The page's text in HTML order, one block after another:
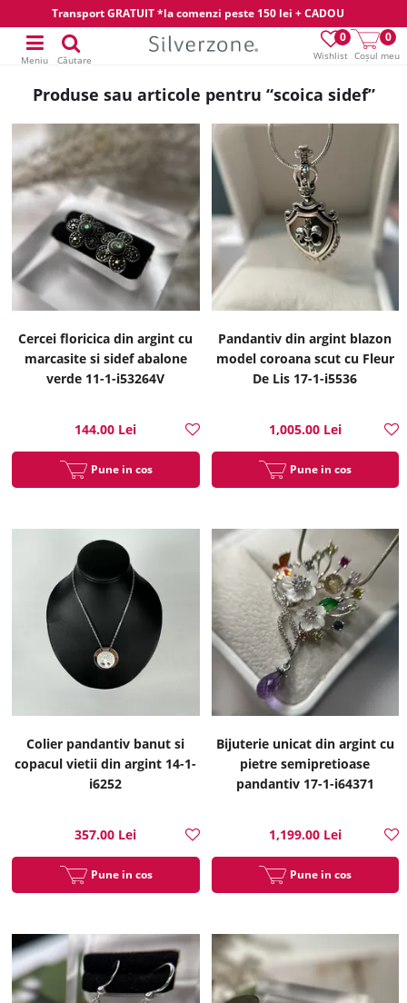
Transport GRATUIT *la comenzi peste 150 lei + CADOU
Wishlist
0
Coșul meu
0
Meniu Căutare
Produse sau articole pentru “scoica sidef”
Cercei floricica din argint cu
marcasite si sidef abalone
verde 11-1-i53264V
144.00 Lei
Pune in cos
Pandantiv din argint blazon
model coroana scut cu Fleur
De Lis 17-1-i5536
1,005.00 Lei
Pune in cos
Colier pandantiv banut si
copacul vietii din argint 14-1-
i6252
357.00 Lei
Pune in cos
Bijuterie unicat din argint cu
pietre semipretioase
pandantiv 17-1-i64371
1,199.00 Lei
Pune in cos